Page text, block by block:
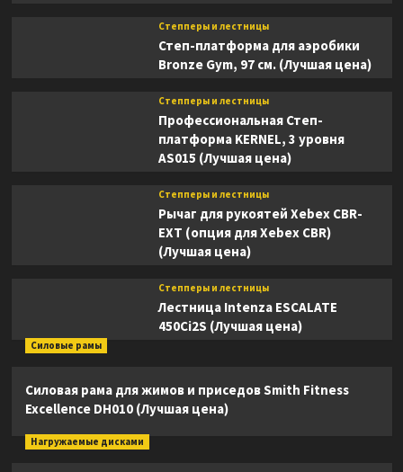
Степперы и лестницы
Степ-платформа для аэробики
Bronze Gym, 97 см. (Лучшая цена)
Степперы и лестницы
Профессиональная Степ-
платформа KERNEL, 3 уровня
AS015 (Лучшая цена)
Степперы и лестницы
Рычаг для рукоятей Xebex CBR-
EXT (опция для Xebex CBR)
(Лучшая цена)
Степперы и лестницы
Лестница Intenza ESCALATE
450Ci2S (Лучшая цена)
Силовые рамы
Силовая рама для жимов и приседов Smith Fitness
Excellence DH010 (Лучшая цена)
Нагружаемые дисками